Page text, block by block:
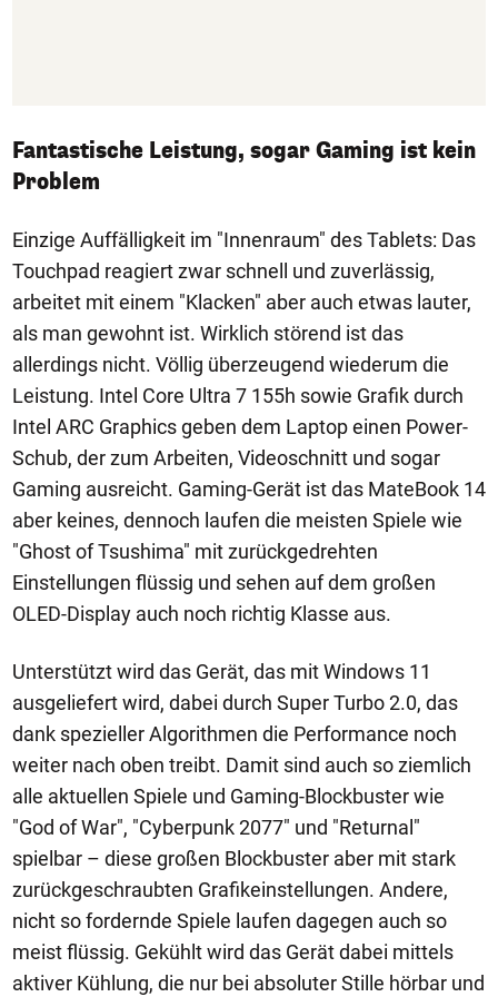
Fantastische Leistung, sogar Gaming ist kein
Problem
Einzige Auffälligkeit im "Innenraum" des Tablets: Das
Touchpad reagiert zwar schnell und zuverlässig,
arbeitet mit einem "Klacken" aber auch etwas lauter,
als man gewohnt ist. Wirklich störend ist das
allerdings nicht. Völlig überzeugend wiederum die
Leistung. Intel Core Ultra 7 155h sowie Grafik durch
Intel ARC Graphics geben dem Laptop einen Power-
Schub, der zum Arbeiten, Videoschnitt und sogar
Gaming ausreicht. Gaming-Gerät ist das MateBook 14
aber keines, dennoch laufen die meisten Spiele wie
"Ghost of Tsushima" mit zurückgedrehten
Einstellungen flüssig und sehen auf dem großen
OLED-Display auch noch richtig Klasse aus.
Unterstützt wird das Gerät, das mit Windows 11
ausgeliefert wird, dabei durch Super Turbo 2.0, das
dank spezieller Algorithmen die Performance noch
weiter nach oben treibt. Damit sind auch so ziemlich
alle aktuellen Spiele und Gaming-Blockbuster wie
"God of War", "Cyberpunk 2077" und "Returnal"
spielbar – diese großen Blockbuster aber mit stark
zurückgeschraubten Grafikeinstellungen. Andere,
nicht so fordernde Spiele laufen dagegen auch so
meist flüssig. Gekühlt wird das Gerät dabei mittels
aktiver Kühlung, die nur bei absoluter Stille hörbar und